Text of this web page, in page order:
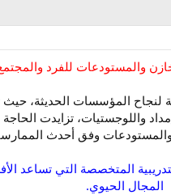
والمستودعات للفرد
لنجاح المؤسسات الحديثة،
واللوجستيات، تزايدت
وفق أحدث
المتخصصة التي تساعد
المجال الحيوي.